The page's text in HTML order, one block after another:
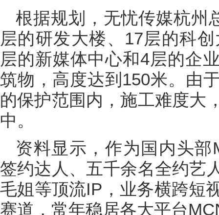
根据规划，无忧传媒杭州
层的研发大楼、17层的科
层的新媒体中心和4层的企
筑物，高度达到150米。由
的保护范围内，施工难度大
中。
资料显示，作为国内头
签约达人、五千余名全约艺
毛姐等顶流IP，业务横跨短
赛道，常年稳居各大平台